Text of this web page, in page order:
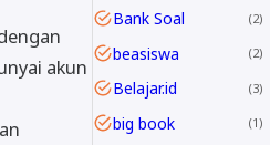
akun
Bank Soal 2
beasiswa 2
Belajar.id 3
big book 1